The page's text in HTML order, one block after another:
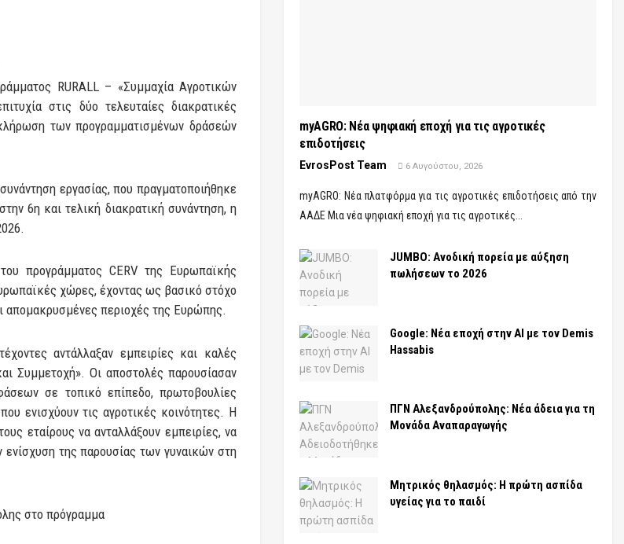
RURALL – «Συμμαχία Αγροτικών
στις δύο τελευταίες διακρατικές
των προγραμματισμένων δράσεών
εργασίας, που πραγματοποιήθηκε
6η και τελική διακρατική συνάντηση, η
προγράμματος CERV της Ευρωπαϊκής
χώρες, έχοντας ως βασικό στόχο
απομακρυσμένες περιοχές της Ευρώπης.
αντάλλαξαν εμπειρίες και καλές
Συμμετοχή». Οι αποστολές παρουσίασαν
σε τοπικό επίπεδο, πρωτοβουλίες
ενισχύουν τις αγροτικές κοινότητες. Η
εταίρους να ανταλλάξουν εμπειρίες, να
ενίσχυση της παρουσίας των γυναικών στη
myAGRO: Νέα ψηφιακή εποχή για τις αγροτικές
επιδοτήσεις
EvrosPost Team 6 Αυγούστου, 2026
myAGRO: Νέα πλατφόρμα για τις αγροτικές επιδοτήσεις από την
ΑΑΔΕ Μια νέα ψηφιακή εποχή για τις αγροτικές...
JUMBO: Ανοδική πορεία με αύξηση
πωλήσεων το 2026
Google: Νέα εποχή στην AI με τον Demis
Hassabis
ΠΓΝ Αλεξανδρούπολης: Νέα άδεια για τη
Μονάδα Αναπαραγωγής
Μητρικός θηλασμός: Η πρώτη ασπίδα
υγείας για το παιδί